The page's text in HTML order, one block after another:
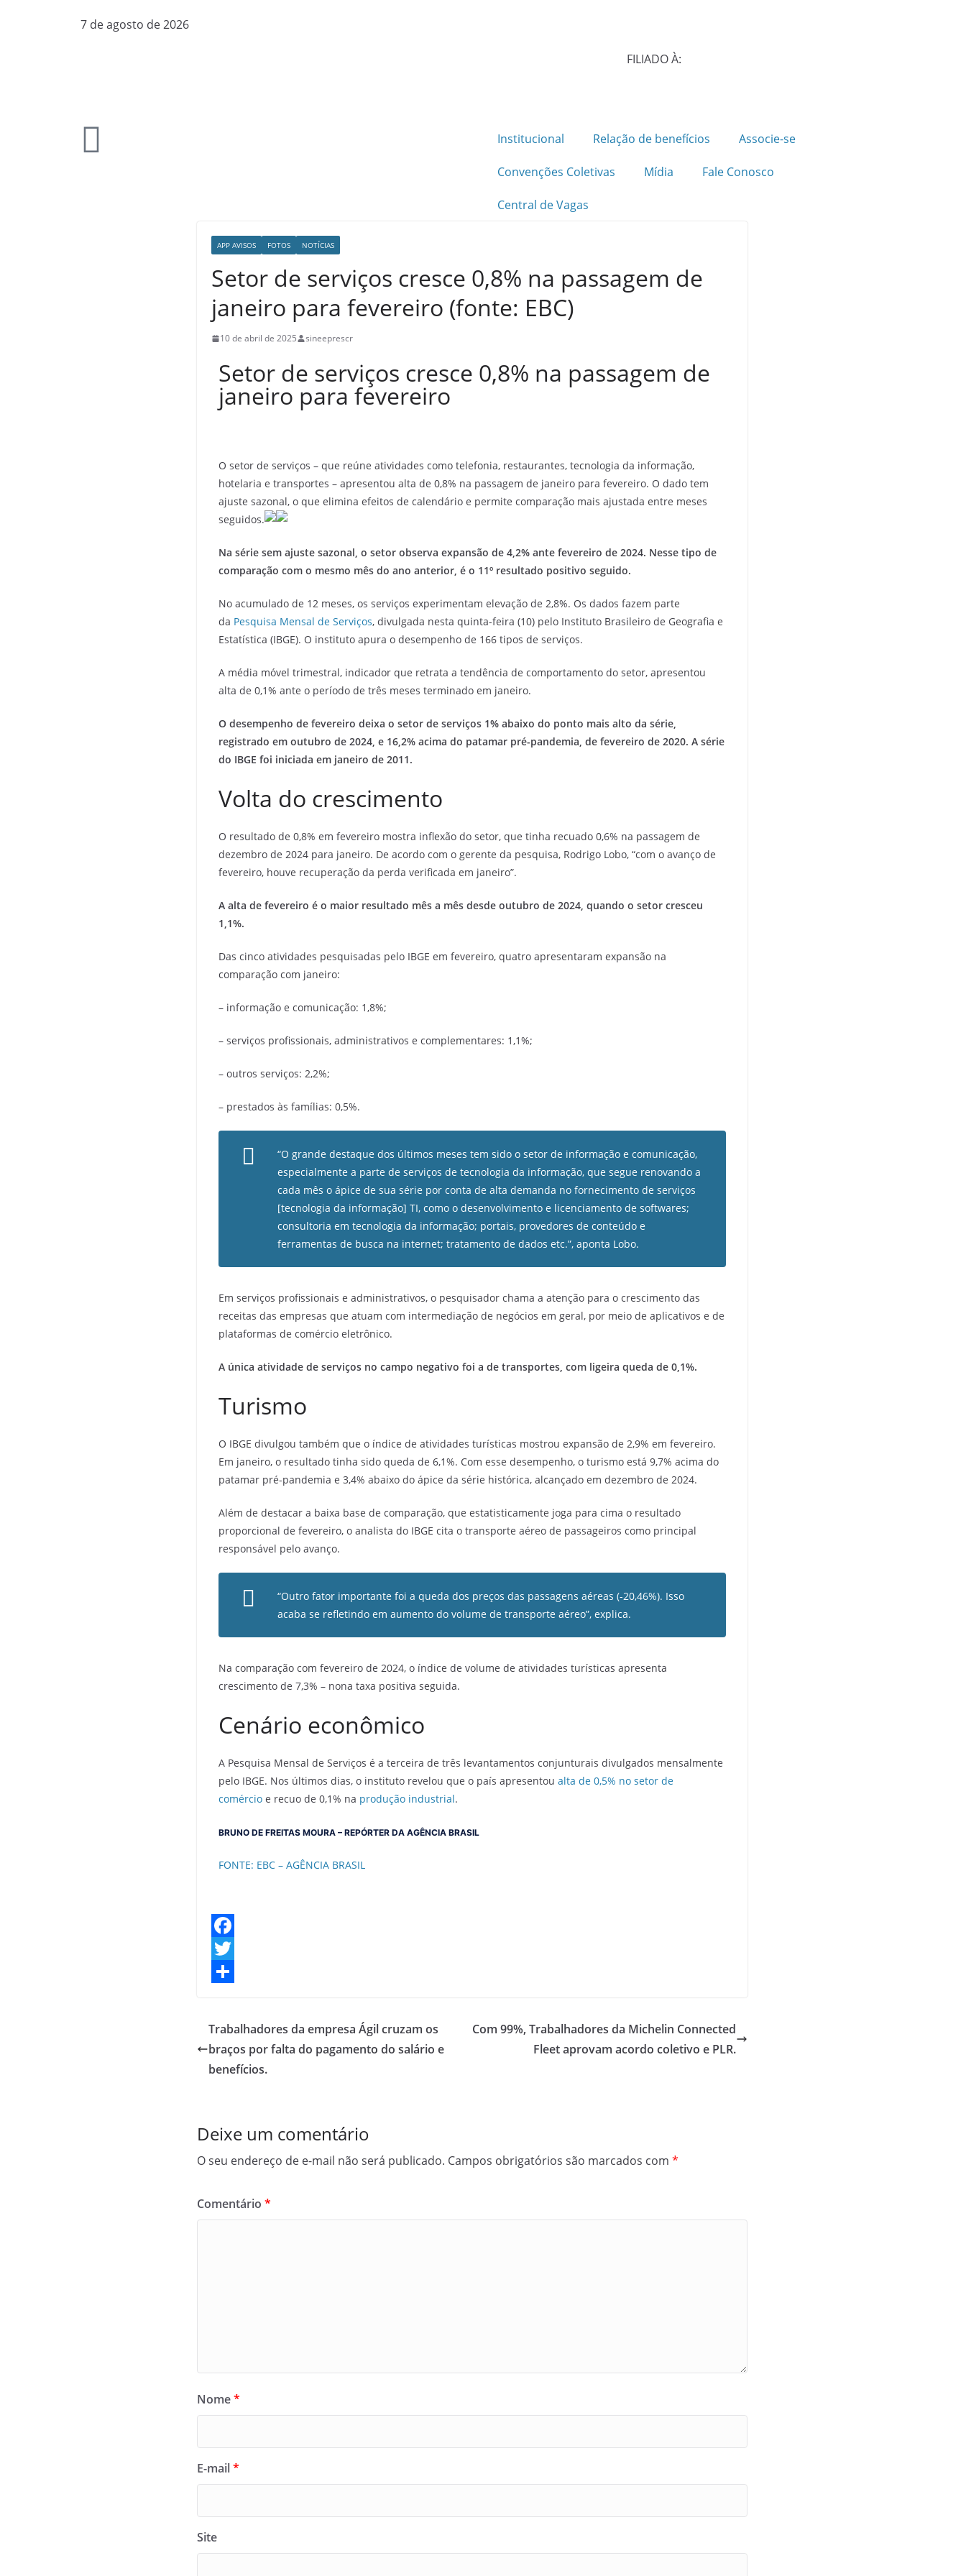
7 de agosto de 2026
FILIADO À:
Institucional Relação de benefícios Associe-se
Convenções Coletivas Mídia Fale Conosco
Central de Vagas
APP AVISOS FOTOS NOTÍCIAS
Setor de serviços cresce 0,8% na passagem de
janeiro para fevereiro (fonte: EBC)
10 de abril de 2025 sineeprescr
Setor de serviços cresce 0,8% na passagem de
janeiro para fevereiro
O setor de serviços – que reúne atividades como telefonia, restaurantes, tecnologia da informação,
hotelaria e transportes – apresentou alta de 0,8% na passagem de janeiro para fevereiro. O dado tem
ajuste sazonal, o que elimina efeitos de calendário e permite comparação mais ajustada entre meses
seguidos.
Na série sem ajuste sazonal, o setor observa expansão de 4,2% ante fevereiro de 2024. Nesse tipo de
comparação com o mesmo mês do ano anterior, é o 11º resultado positivo seguido.
No acumulado de 12 meses, os serviços experimentam elevação de 2,8%. Os dados fazem parte
da Pesquisa Mensal de Serviços, divulgada nesta quinta-feira (10) pelo Instituto Brasileiro de Geografia e
Estatística (IBGE). O instituto apura o desempenho de 166 tipos de serviços.
A média móvel trimestral, indicador que retrata a tendência de comportamento do setor, apresentou
alta de 0,1% ante o período de três meses terminado em janeiro.
O desempenho de fevereiro deixa o setor de serviços 1% abaixo do ponto mais alto da série,
registrado em outubro de 2024, e 16,2% acima do patamar pré-pandemia, de fevereiro de 2020. A série
do IBGE foi iniciada em janeiro de 2011.
Volta do crescimento
O resultado de 0,8% em fevereiro mostra inflexão do setor, que tinha recuado 0,6% na passagem de
dezembro de 2024 para janeiro. De acordo com o gerente da pesquisa, Rodrigo Lobo, “com o avanço de
fevereiro, houve recuperação da perda verificada em janeiro”.
A alta de fevereiro é o maior resultado mês a mês desde outubro de 2024, quando o setor cresceu
1,1%.
Das cinco atividades pesquisadas pelo IBGE em fevereiro, quatro apresentaram expansão na
comparação com janeiro:
– informação e comunicação: 1,8%;
– serviços profissionais, administrativos e complementares: 1,1%;
– outros serviços: 2,2%;
– prestados às famílias: 0,5%.
“O grande destaque dos últimos meses tem sido o setor de informação e comunicação,
especialmente a parte de serviços de tecnologia da informação, que segue renovando a
cada mês o ápice de sua série por conta de alta demanda no fornecimento de serviços
[tecnologia da informação] TI, como o desenvolvimento e licenciamento de softwares;
consultoria em tecnologia da informação; portais, provedores de conteúdo e
ferramentas de busca na internet; tratamento de dados etc.”, aponta Lobo.
Em serviços profissionais e administrativos, o pesquisador chama a atenção para o crescimento das
receitas das empresas que atuam com intermediação de negócios em geral, por meio de aplicativos e de
plataformas de comércio eletrônico.
A única atividade de serviços no campo negativo foi a de transportes, com ligeira queda de 0,1%.
Turismo
O IBGE divulgou também que o índice de atividades turísticas mostrou expansão de 2,9% em fevereiro.
Em janeiro, o resultado tinha sido queda de 6,1%. Com esse desempenho, o turismo está 9,7% acima do
patamar pré-pandemia e 3,4% abaixo do ápice da série histórica, alcançado em dezembro de 2024.
Além de destacar a baixa base de comparação, que estatisticamente joga para cima o resultado
proporcional de fevereiro, o analista do IBGE cita o transporte aéreo de passageiros como principal
responsável pelo avanço.
“Outro fator importante foi a queda dos preços das passagens aéreas (-20,46%). Isso
acaba se refletindo em aumento do volume de transporte aéreo”, explica.
Na comparação com fevereiro de 2024, o índice de volume de atividades turísticas apresenta
crescimento de 7,3% – nona taxa positiva seguida.
Cenário econômico
A Pesquisa Mensal de Serviços é a terceira de três levantamentos conjunturais divulgados mensalmente
pelo IBGE. Nos últimos dias, o instituto revelou que o país apresentou alta de 0,5% no setor de
comércioe recuo de 0,1% na produção industrial.
BRUNO DE FREITAS MOURA – REPÓRTER DA AGÊNCIA BRASIL
FONTE: EBC – AGÊNCIA BRASIL
F
a
b
o
T
t
t
a
r
Trabalhadores da empresa Ágil cruzam os
braços por falta do pagamento do salário e
benefícios.
Com 99%, Trabalhadores da Michelin Connected
Fleet aprovam acordo coletivo e PLR.
Deixe um comentário
O seu endereço de e-mail não será publicado. Campos obrigatórios são marcados com *
Comentário *
Nome*
E-mail*
Site